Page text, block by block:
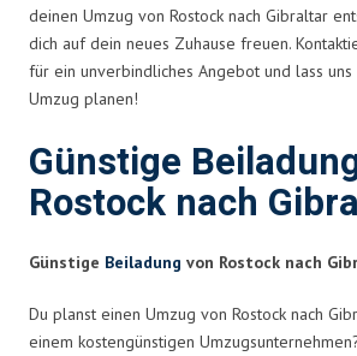
deinen Umzug von Rostock nach Gibraltar
dich auf dein neues Zuhause freuen.
für ein unverbindliches Angebot und lass
Umzug planen!
Günstige
Rostock nach
Günstige Beiladung von Rostock nach
Du planst einen Umzug von Rostock nach
einem kostengünstigen